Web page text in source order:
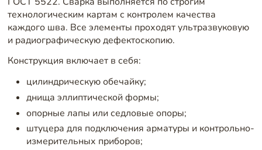
технологическим картам с контролем качества
каждого шва. Все элементы проходят ультразвуковую
и радиографическую дефектоскопию.
Конструкция включает в себя:
цилиндрическую обечайку;
днища эллиптической формы;
опорные лапы или седловые опоры;
штуцера для подключения арматуры и контрольно-
измерительных приборов;